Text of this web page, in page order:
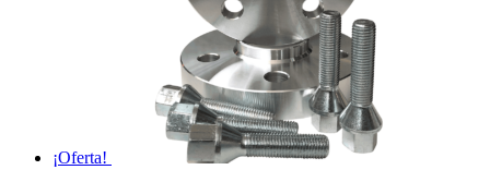
¡Oferta!